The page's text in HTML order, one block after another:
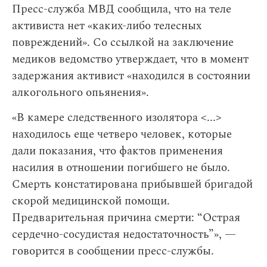
Пресс-служба МВД сообщила, что на теле
активиста нет «каких-либо телесных
повреждений». Cо ссылкой на заключение
медиков ведомство утверждает, что в момент
задержания активист «находился в состоянии
алкогольного опьянения».
«В камере следственного изолятора <...>
находилось еще четверо человек, которые
дали показания, что фактов применения
насилия в отношении погибшего не было.
Смерть констатирована прибывшей бригадой
скорой медицинской помощи.
Предварительная причина смерти: “Острая
сердечно-сосудистая недостаточность”», —
говорится в сообщении пресс-службы.